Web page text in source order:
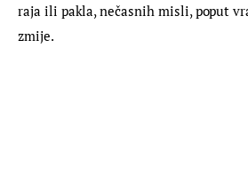
raja ili pakla, nečasnih misli, poput
zmije.